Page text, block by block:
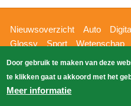
Hoofdnavigatie
Nieuwsoverzicht Auto
Glossy
Sport Wetenschap
Bizzpress
Blik op 112
Zoeken
Copyright
Door gebruik te maken van deze
te klikken gaat u akkoord met het
Meer informatie